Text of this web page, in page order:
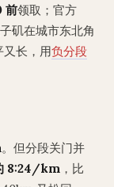
前领取；官方
子矶在城市东北角
长，用负分段
。但分段关门并
8:24/km ，比